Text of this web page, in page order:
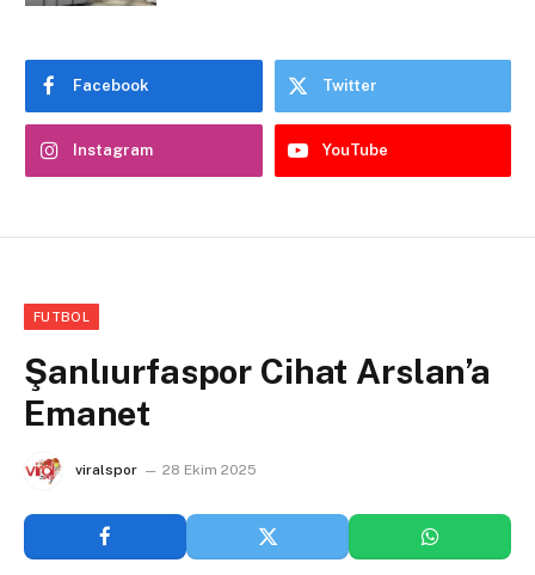
Facebook Twitter
Instagram YouTube
FUTBOL
Şanlıurfaspor Cihat Arslan’a
Emanet
viralspor 28 Ekim 2025